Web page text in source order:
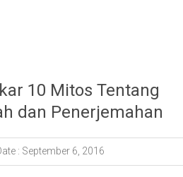
10 Mitos Tentang
dan Penerjemahan
: September 6, 2016